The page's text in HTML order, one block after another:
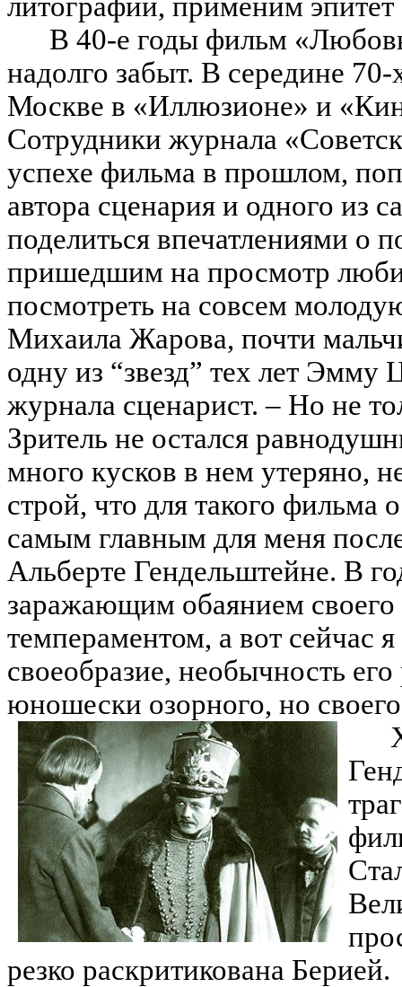
В 40-е годы фильм
надолго забыт. В середине
Москве в «Иллюзионе» и
Сотрудники журнала
успехе фильма в прошлом,
автора сценария и одного из
поделиться впечатлениями о
пришедшим на просмотр
посмотреть на совсем
Михаила Жарова, почти
одну из “звезд” тех лет Эмму
журнала сценарист. – Но не
Зритель не остался
много кусков в нем утеряно,
строй, что для такого
самым главным для меня
Альберте Гендельштейне. В
заражающим обаянием своего
темпераментом, а вот сейчас
своеобразие, необычность
юношески озорного, но
резко раскритикована Берией.